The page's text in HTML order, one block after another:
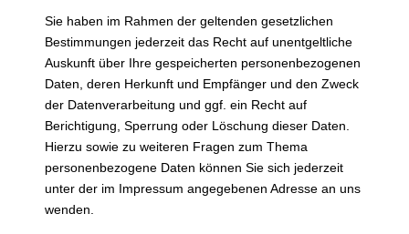
Sie haben im Rahmen der geltenden gesetzlichen
Bestimmungen jederzeit das Recht auf unentgeltliche
Auskunft über Ihre gespeicherten personenbezogenen
Daten, deren Herkunft und Empfänger und den Zweck
der Datenverarbeitung und ggf. ein Recht auf
Berichtigung, Sperrung oder Löschung dieser Daten.
Hierzu sowie zu weiteren Fragen zum Thema
personenbezogene Daten können Sie sich jederzeit
unter der im Impressum angegebenen Adresse an uns
wenden.